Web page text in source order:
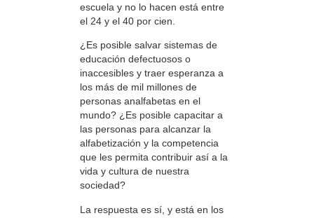
escuela y no lo hacen está entre
el 24 y el 40 por cien.
¿Es posible salvar sistemas de
educación defectuosos o
inaccesibles y traer esperanza a
los más de mil millones de
personas analfabetas en el
mundo? ¿Es posible capacitar a
las personas para alcanzar la
alfabetización y la competencia
que les permita contribuir así a la
vida y cultura de nuestra
sociedad?
La respuesta es sí, y está en los